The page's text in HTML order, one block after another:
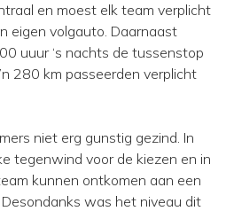
en moest elk team verplicht
eigen volgauto. Daarnaast
uuur ‘s nachts de tussenstop
280 km passeerden verplicht
niet erg gunstig gezind. In
tegenwind voor de kiezen en in
kunnen ontkomen aan een
was het niveau dit